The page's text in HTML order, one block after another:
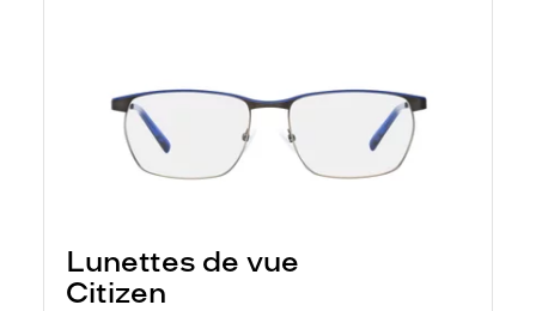
Lunettes de vue
Citizen